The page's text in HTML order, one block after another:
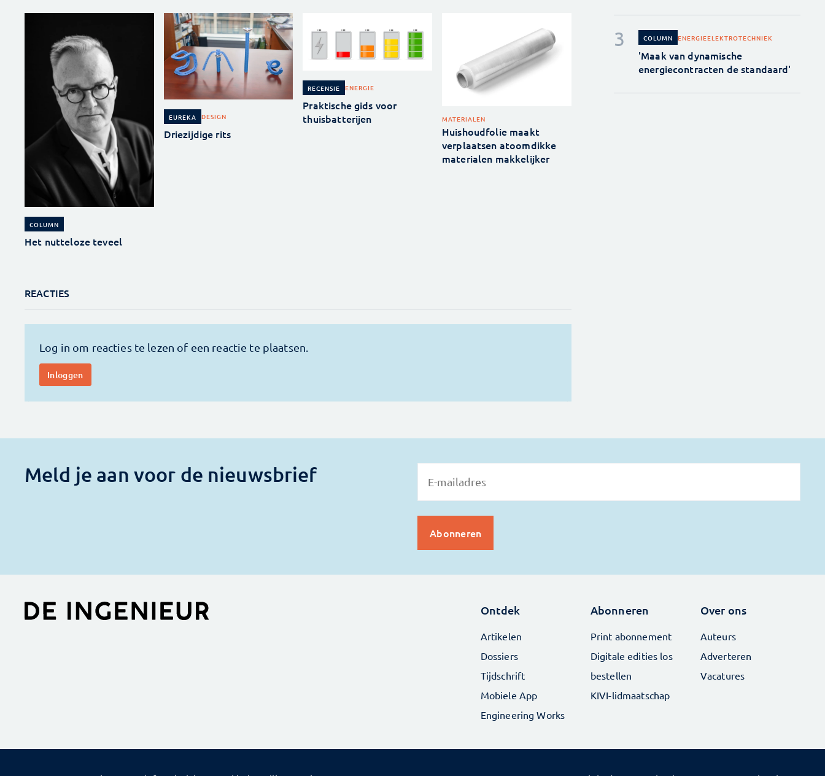
COLUMN
Het nutteloze teveel
EUREKA DESIGN
Driezijdige rits
RECENSIE ENERGIE
Praktische gids voor
thuisbatterijen
MATERIALEN
Huishoudfolie maakt
verplaatsen atoomdikke
materialen makkelijker
REACTIES
COLUMN ENERGIEELEKTROTECHNIEK
'Maak van dynamische
energiecontracten de standaard'
Meld je aan voor de nieuwsbrief
Ontdek
Artikelen
Dossiers
Tijdschrift
Mobiele App
Engineering Works
Abonneren
Print abonnement
Digitale edities los
bestellen
KIVI-lidmaatschap
Over ons
Auteurs
Adverteren
Vacatures